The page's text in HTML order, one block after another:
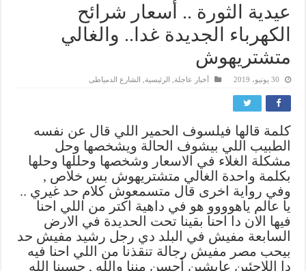
عيدية الثورة .. أسعار شرائح
الكهرباء الجديدة غدا.. والغالي
متشتريهوش
30 يونيو، 2019 أخبار عاجلة الرئيسية الشارع الدمياطى
كلمة قالها فيلسوف الحمير اللي قال عن نفسه
الطبيب اللي بيشوف الحالة ويشخصها وحل
مشكلة الغلاء في الاسعار وشخصها وحللها وحلها
بكلمة واحدة الغالي متشتريهوش بس خلاص ,
وفي رواية اخرى قال متسمعوش كلام حد غيري ..
يا عالم ياهوووو هو في داهية اكتر من اللي احنا
فيها الان دا احنا بقينا تحت الحديدة في الارض
السابعة مفيش في البلد دي رجل رشيد مفيش حد
بيحب مصر مفيش رجالة تنقذنا من اللي احنا فيه
دا اللاجئين عايشين أحسن مننا والله , حسبنا الله